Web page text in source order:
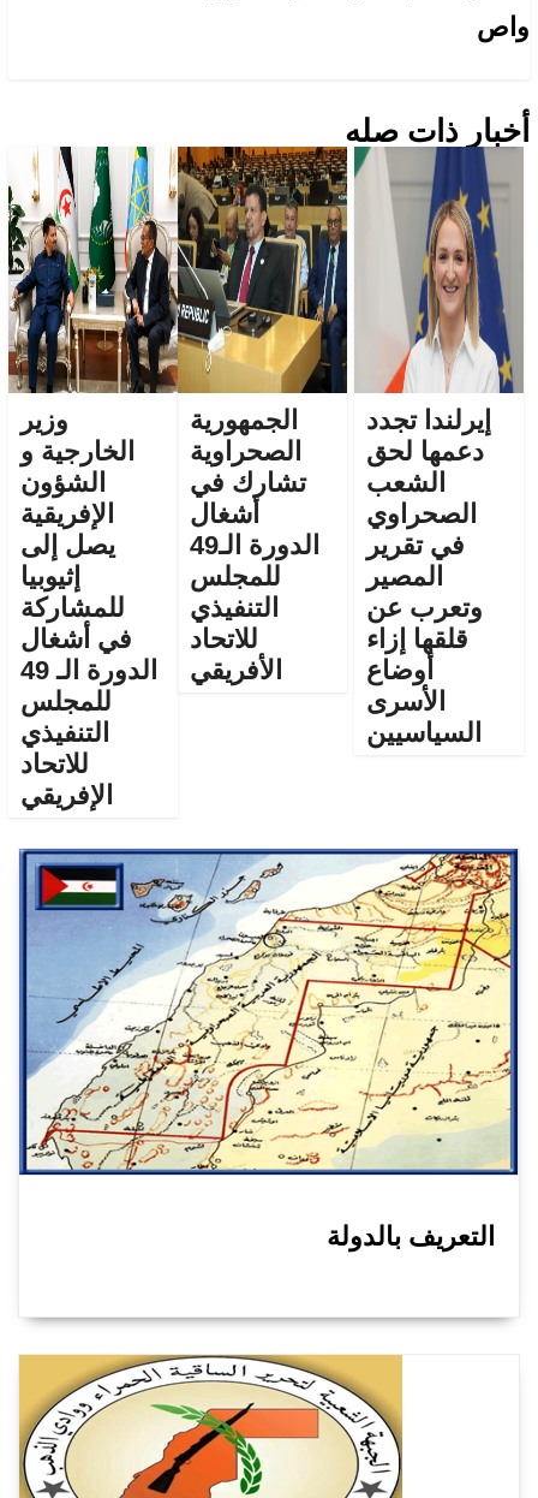
واص
أخبار ذات صله
إيرلندا تجدد
دعمها لحق
الشعب
الصحراوي
في تقرير
المصير
وتعرب عن
قلقها إزاء
أوضاع
الأسرى
السياسيين
الجمهورية
الصحراوية
تشارك في
أشغال
الدورة الـ49
للمجلس
التنفيذي
للاتحاد
الأفريقي
وزير
الخارجية و
الشؤون
الإفريقية
يصل إلى
إثيوبيا
للمشاركة
في أشغال
الدورة الـ 49
للمجلس
التنفيذي
للاتحاد
الإفريقي
التعريف بالدولة